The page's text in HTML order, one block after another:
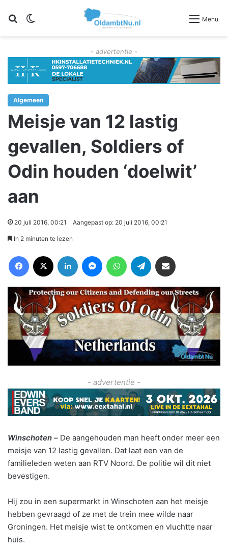
Zoeken Menu
- advertentie -
Algemeen
Meisje van 12 lastig
gevallen, Soldiers of
Odin houden ‘doelwit’
aan
20 juli 2016, 00:21 Aangepast op: 20 juli 2016, 00:21
In 2 minuten te lezen
- advertentie -
Winschoten – De aangehouden man heeft onder meer een
meisje van 12 lastig gevallen. Dat laat een van de
familieleden weten aan RTV Noord. De politie wil dit niet
bevestigen.
Hij zou in een supermarkt in Winschoten aan het meisje
hebben gevraagd of ze met de trein mee wilde naar
Groningen. Het meisje wist te ontkomen en vluchtte naar
huis.